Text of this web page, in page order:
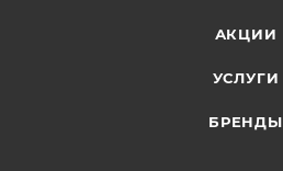
АКЦИИ
УСЛУГИ
БРЕНДЫ